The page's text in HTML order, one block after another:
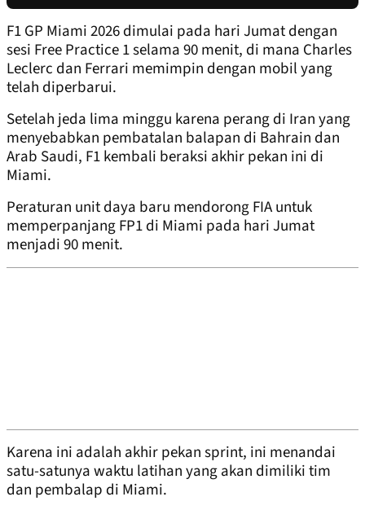
F1 GP Miami 2026 dimulai pada hari Jumat dengan
sesi Free Practice 1 selama 90 menit, di mana Charles
Leclerc dan Ferrari memimpin dengan mobil yang
telah diperbarui.
Setelah jeda lima minggu karena perang di Iran yang
menyebabkan pembatalan balapan di Bahrain dan
Arab Saudi, F1 kembali beraksi akhir pekan ini di
Miami.
Peraturan unit daya baru mendorong FIA untuk
memperpanjang FP1 di Miami pada hari Jumat
menjadi 90 menit.
Karena ini adalah akhir pekan sprint, ini menandai
satu-satunya waktu latihan yang akan dimiliki tim
dan pembalap di Miami.